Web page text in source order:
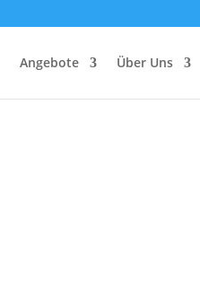
Angebote Über Uns